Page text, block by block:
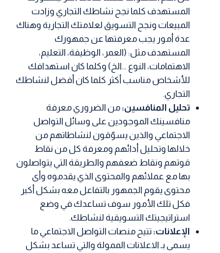
المستهدف كلما نجح نشاطك التجاري وزادت
المبيعات ونجح التسويق لعلامتك التجارية وهناك
عدة أمور يجب معرفتها عن جمهورك
المستهدف مثل: (العمر، الوظيفة، التعليم،
الاهتمامات، النوع …الخ) وكلما كان استهدافك
للأشخاص مناسب أكثر كلما كان أفضل لنشاطك
التجاري.
تحليل المنافسين:من الضروري معرفة
منافسينك الموجودين على وسائل التواصل
الاجتماعي والذين يسوّقون لنشاطاتهم من
خلالها وتحليل أدائهم ومعرفة كل من نقاط
قوتهم ونقاط ضعفهم والطريقة التي يتواصلون
بها مع عملائهم والمحتوى الذي يقدموه وأى
محتوى يقوم الجمهور بالتفاعل معه بشكل أكبر
فكل تلك الأمور سوف تساعدك في وضع
استراتيجيتك التسويقية لنشاطك.
الإعلانات: تتيح منصات التواصل الاجتماعي ما
يسمى بـ الاعلانات الممولة والتي تساعد بشكل